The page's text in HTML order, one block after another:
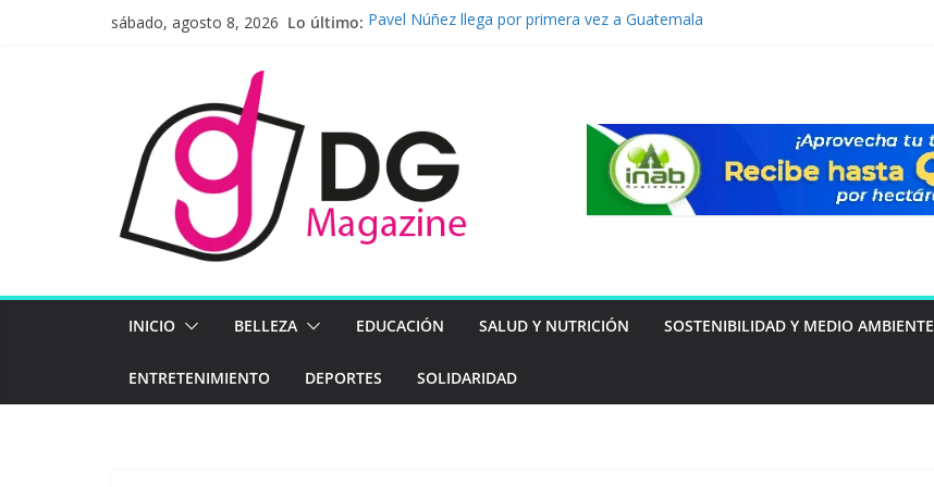
sábado, agosto 8, 2026 Lo último: Pavel Núñez llega por primera vez a Guatemala
Un hogar más allá del inmueble: las familias guatemaltecas
priorizan el bienestar y la seguridad
Lo que la piel de tu mascota puede estar intentando decirte
Nueva ley de prevención de lavado: Guatemala apuesta por
la integridad como ventaja competitiva
INICIO BELLEZA EDUCACIÓN SALUD Y NUTRICIÓN SOSTENIBILIDAD Y MEDIO AMBIENTE
ENTRETENIMIENTO DEPORTES SOLIDARIDAD